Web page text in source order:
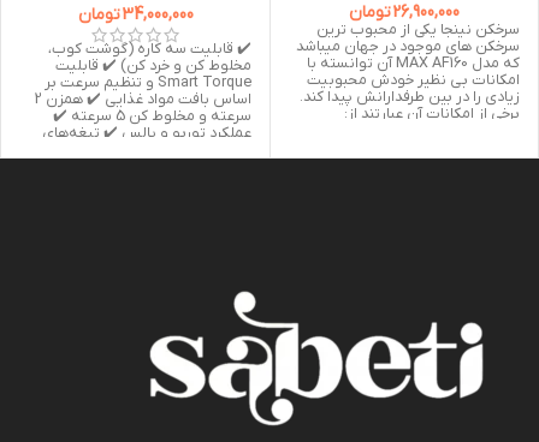
26,900,000تومان
سرخکن نینجا یکی از محبوب ترین
سرخکن های موجود در جهان میباشد
که مدل MAX AF160 آن توانسته با
امکانات بی نظیر خودش محبوبیت
زیادی را در بین طرفدارانش پیدا کند.
برخی از امکانات آن عبارتند از:
قابلیت تنظیم حرارت پخت
34,000,000تومان
✔️ قابلیت سه کاره (گوشت کوب،
مخلوط کن و خرد کن) ✔️ قابلیت
Smart Torque و تنظیم سرعت بر
اساس بافت مواد غذایی ✔️ همزن 2
سرعته و مخلوط کن 5 سرعته ✔️
عملکرد توربو و پالس ✔️ تیغه‌های